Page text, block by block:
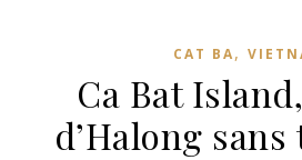
CAT BA,
Ca Bat
d’Halong